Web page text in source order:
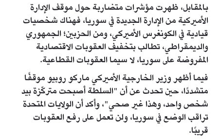
بالمقابل، ظهرت مؤشرات متضاربة حول موقف الإدارة
الأميركية من الإدارة الجديدة في سوريا، فهناك شخصيات
قيادية في الكونغرس الأميركي، ومن الحزبين؛ الجمهوري
والديمقراطي، تطالب بتخفيف العقوبات الاقتصادية
المفروضة على سوريا، لا سيما العقوبات القطاعية.
فيما أظهر وزير الخارجية الأميركي ماركو روبيو موقفًا
متشددًا، حين تحدث عن أن "السلطة أصبحت متركّزة بيد
شخص واحد، وهذا غير صحي"، وأكد أن الولايات المتحدة
تراقب الوضع في سوريا، ولن تعمل على رفع العقوبات
قريبًا.